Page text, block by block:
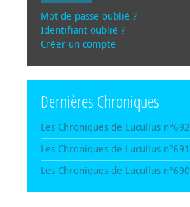
Mot de passe oublié ?
Identifiant oublié ?
Créer un compte
Dernières Chroniques
Les Chroniques de Lucullus n°692
Les Chroniques de Lucullus n°691
Les Chroniques de Lucullus n°690